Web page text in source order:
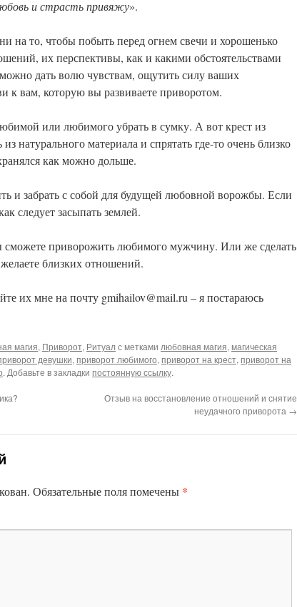
и страсть привяжу».
на то, чтобы побыть перед огнем свечи и хорошенько
их перспективы, как и какими обстоятельствами
дать волю чувствам, ощутить силу ваших
вам, которую вы развиваете приворотом.
или любимого убрать в сумку. А вот крест из
натурального материала и спрятать где-то очень близко
как можно дольше.
и забрать с собой для будущей любовной ворожбы. Если
следует засыпать землей.
приворожить любимого мужчину. Или же сделать
близких отношений.
их мне на почту gmihailov@mail.ru – я постараюсь
магия, Приворот, Ритуалс метками любовная магия, магическая
девушки, приворот любимого, приворот на крест, приворот на
. Добавьте в закладки постоянную ссылку.
Отзыв на восстановление отношений и снятие
неудачного приворота →
Обязательные поля помечены *